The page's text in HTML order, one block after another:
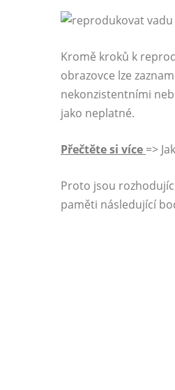
Kromě kroků k
obrazovce lze
nekonzistentními
jako neplatné.
Přečtěte si více =>
Proto jsou
paměti následující